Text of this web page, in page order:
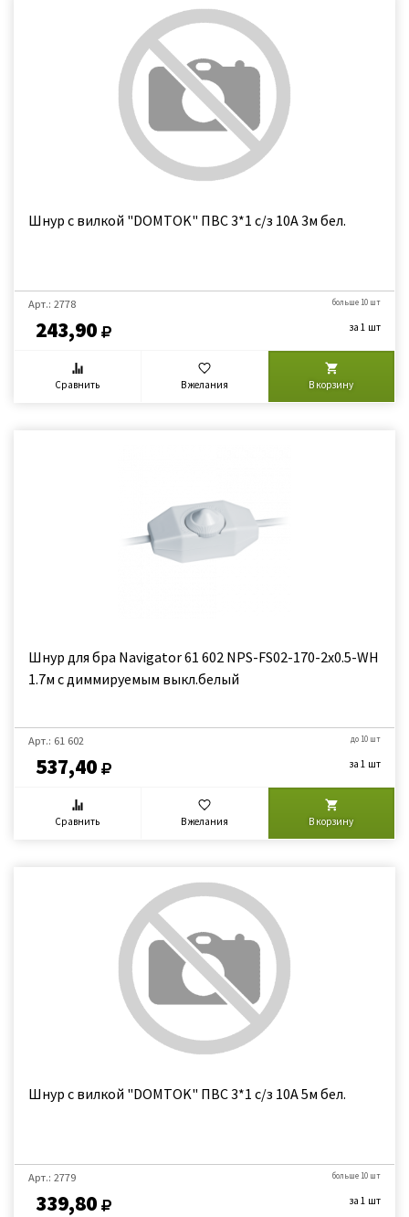
Шнур с вилкой "DOMTOK" ПВС 3*1 с/з 10А 3м бел.
Арт.: 2778
243,90
больше 10 шт
за 1 шт
Сравнить В желания В корзину
Шнур для бра Navigator 61 602 NPS-FS02-170-2x0.5-WH
1.7м с диммируемым выкл.белый
Арт.: 61 602
537,40
до 10 шт
за 1 шт
Сравнить В желания В корзину
Шнур с вилкой "DOMTOK" ПВС 3*1 с/з 10А 5м бел.
Арт.: 2779
339,80
больше 10 шт
за 1 шт